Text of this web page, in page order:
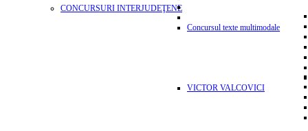
CONCURSURI INTERJUDEŢENE
Concursul texte multimodale
VICTOR VALCOVICI